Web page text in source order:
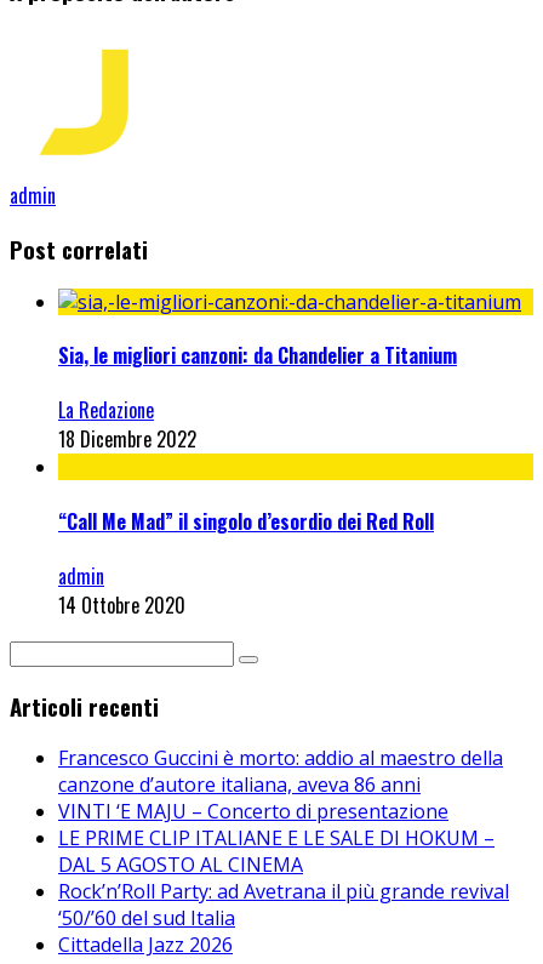
admin
Post correlati
Sia, le migliori canzoni: da Chandelier a Titanium
La Redazione
18 Dicembre 2022
“Call Me Mad” il singolo d’esordio dei Red Roll
admin
14 Ottobre 2020
Articoli recenti
Francesco Guccini è morto: addio al maestro della
canzone d’autore italiana, aveva 86 anni
VINTI ‘E MAJU – Concerto di presentazione
LE PRIME CLIP ITALIANE E LE SALE DI HOKUM –
DAL 5 AGOSTO AL CINEMA
Rock’n’Roll Party: ad Avetrana il più grande revival
‘50/’60 del sud Italia
Cittadella Jazz 2026